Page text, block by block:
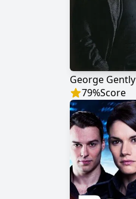
George Gently
79%Score